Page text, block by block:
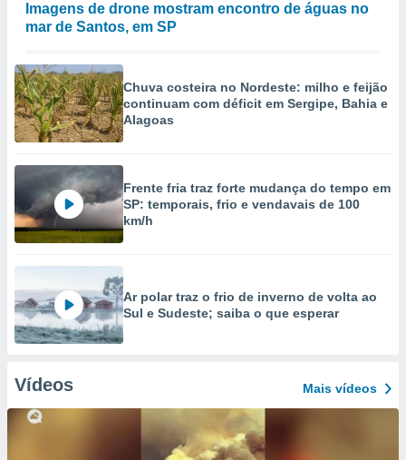
Imagens de drone mostram encontro de águas no
mar de Santos, em SP
Chuva costeira no Nordeste: milho e feijão
continuam com déficit em Sergipe, Bahia e
Alagoas
Frente fria traz forte mudança do tempo em
SP: temporais, frio e vendavais de 100
km/h
Ar polar traz o frio de inverno de volta ao
Sul e Sudeste; saiba o que esperar
Vídeos Mais vídeos